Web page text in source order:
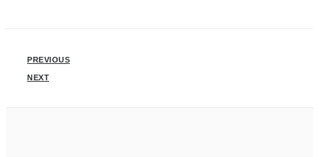
PREVIOUS
NEXT